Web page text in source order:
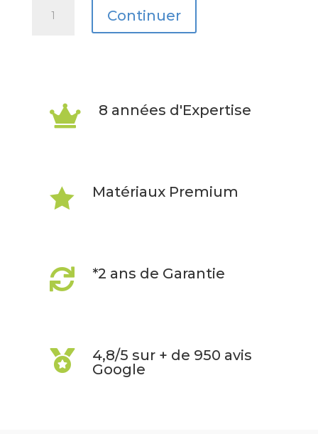
Continuer
 8 années d'Expertise
 Matériaux Premium
 *2 ans de Garantie

4,8/5 sur + de 950 avis
Google